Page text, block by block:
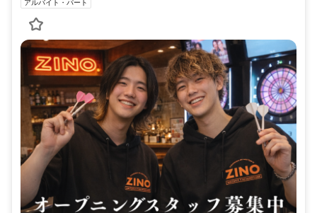
アルバイト・パート